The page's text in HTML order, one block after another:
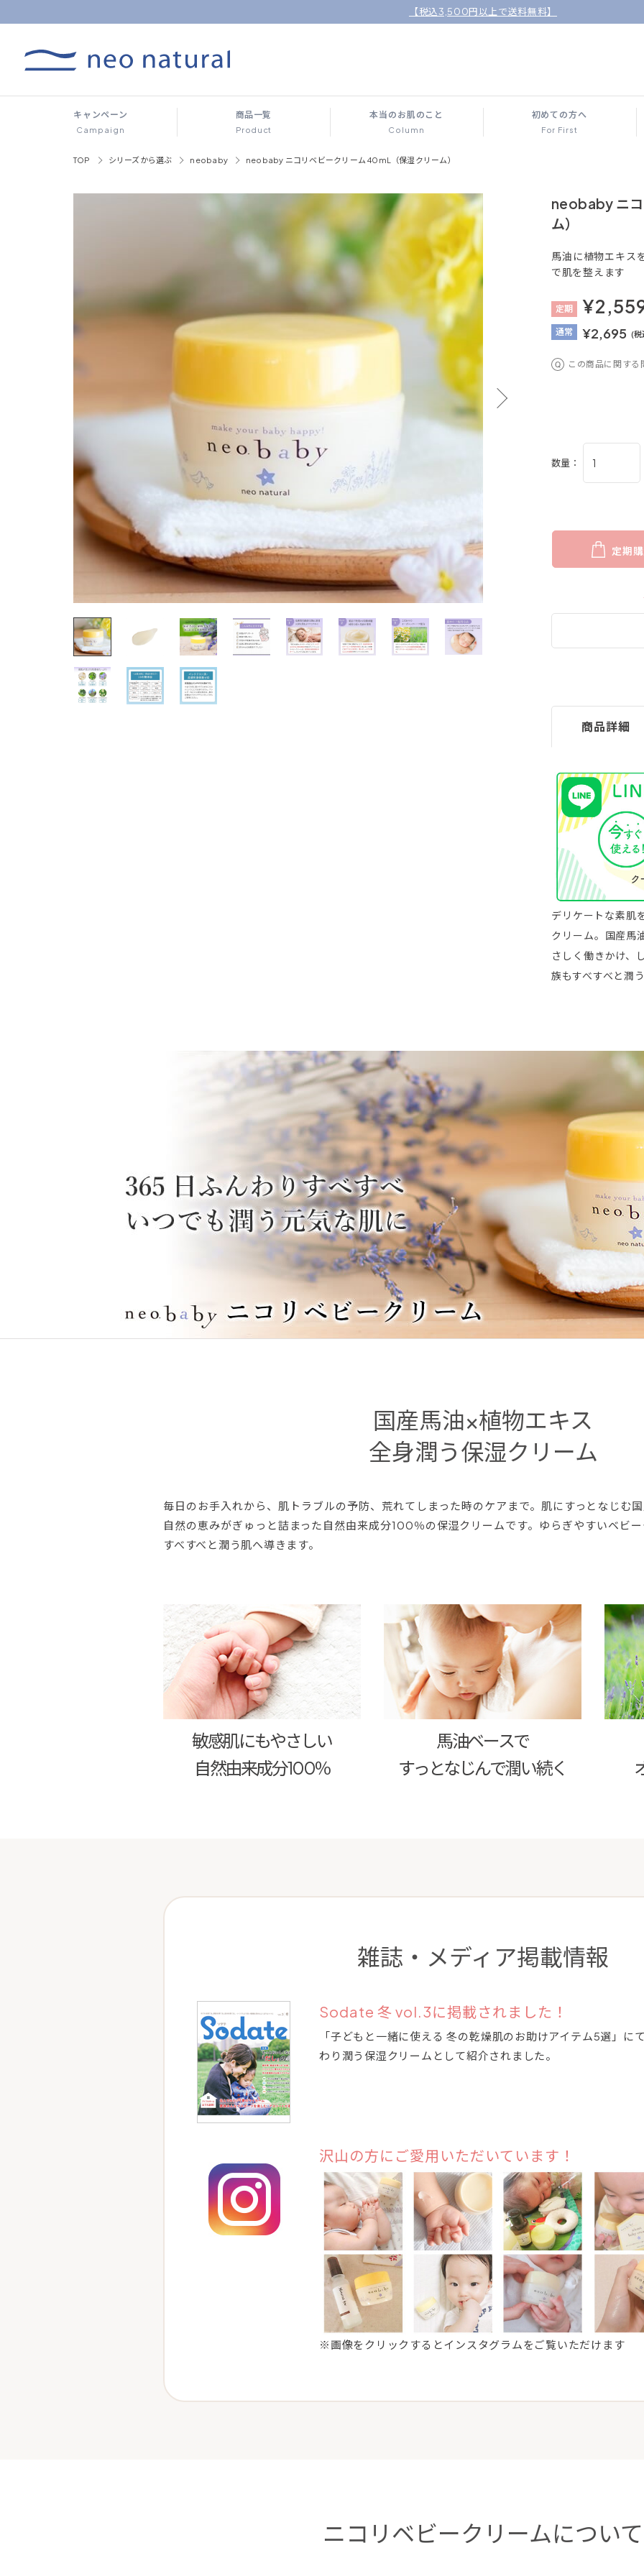
【税込3,500円以上で送料無料】
キャンペーン
Campaign
商品一覧
Product
本当のお肌のこと
Column
初めての方へ
For First
TOP シリーズから選ぶ neobaby neobaby ニコリベビークリーム 40mL（保湿クリーム）
neobaby ニ
ム）
馬油に植物エキス
で肌を整えます
定期
通常 ¥2,695 (税
この商品に関する
数量：
定期
商品詳細
デリケートな素肌
クリーム。国産馬
さしく働きかけ、
族もすべすべと潤
国産馬油×植物エキス
全身潤う保湿クリーム
毎日のお手入れから、肌トラブルの予防、荒れてしまった時のケアまで。肌にすっとなじむ
自然の恵みがぎゅっと詰まった自然由来成分100％の保湿クリームです。ゆらぎやすいベビ
すべすべと潤う肌へ導きます。
敏感肌にもやさしい
自然由来成分100％
馬油ベースで
すっとなじんで潤い続く
雑誌・メディア掲載情報
Sodate 冬 vol.3に掲載されました！
「子どもと一緒に使える 冬の乾燥肌のお助けアイテム5選」に
わり潤う保湿クリームとして紹介されました。
沢山の方にご愛用いただいています！
※画像をクリックするとインスタグラムをご覧いただけます
ニコリベビークリームについて